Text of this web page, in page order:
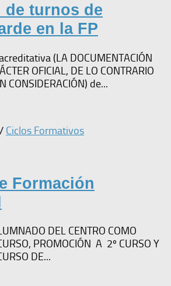
turnos de
en la FP
(LA DOCUMENTACIÓN
OFICIAL, DE LO CONTRARIO
CONSIDERACIÓN) de...
/ Ciclos Formativos
Formación
DEL CENTRO COMO
PROMOCIÓN A 2º CURSO Y
DE...